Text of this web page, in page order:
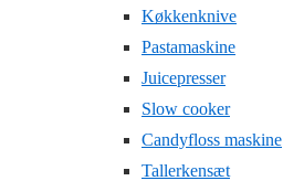
Køkkenknive
Pastamaskine
Juicepresser
Slow cooker
Candyfloss maskine
Tallerkensæt